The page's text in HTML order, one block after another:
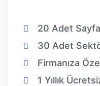
20 Adet Sayfa
30 Adet
Firmanıza
1 Yıllık